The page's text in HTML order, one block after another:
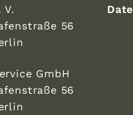
V.
56
GmbH
56